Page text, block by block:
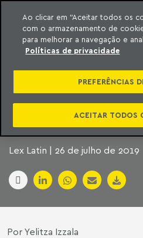
o conteúdo
Machado Meyer
PAYGO SE
EN BRASIL
COMPRA
Lex Latin | 26 de julho de 2019
Por Yelitza Izzala
Ao clicar em “Aceitar todos os
com o armazenamento de
para melhorar a navegação e
Políticas de privacidade
PREFERÊNCIAS
ACEITAR TODOS